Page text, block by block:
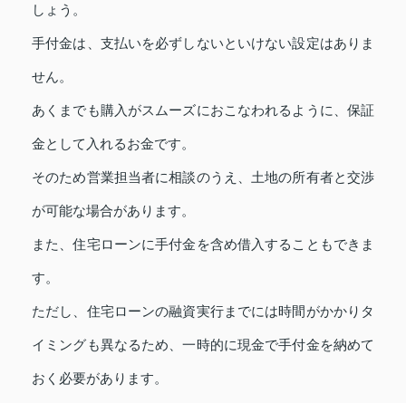
しょう。
手付金は、支払いを必ずしないといけない設定はありま
せん。
あくまでも購入がスムーズにおこなわれるように、保証
金として入れるお金です。
そのため営業担当者に相談のうえ、土地の所有者と交渉
が可能な場合があります。
また、住宅ローンに手付金を含め借入することもできま
す。
ただし、住宅ローンの融資実行までには時間がかかりタ
イミングも異なるため、一時的に現金で手付金を納めて
おく必要があります。